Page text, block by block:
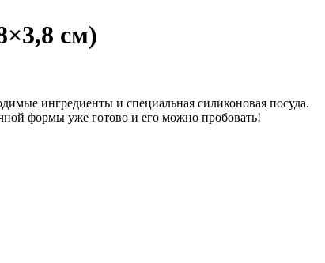
см)
ингредиенты и специальная силиконовая посуда.
формы уже готово и его можно пробовать!